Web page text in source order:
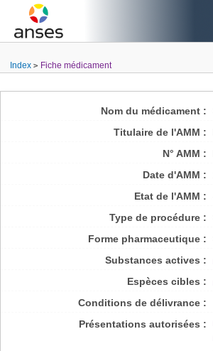
Index Fiche médicament
Nom du médicament :
Titulaire de l'AMM :
N° AMM :
Date d'AMM :
Etat de l'AMM :
Type de procédure :
Forme pharmaceutique :
Substances actives :
Espèces cibles :
Conditions de délivrance :
Présentations autorisées :